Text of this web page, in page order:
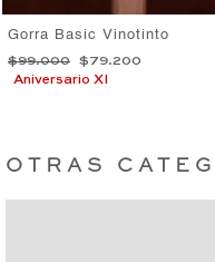
Gorra Basic Vinotinto
Precio
habitual
$99.000
Precio
de
$79.200
Aniversario XI
OTRAS